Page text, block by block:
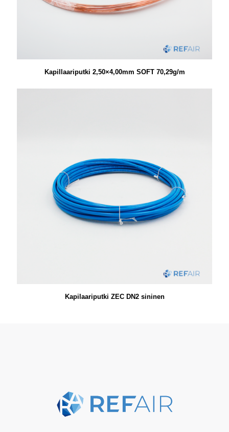
Kapillaariputki 2,50×4,00mm SOFT 70,29g/m
Kapilaariputki ZEC DN2 sininen